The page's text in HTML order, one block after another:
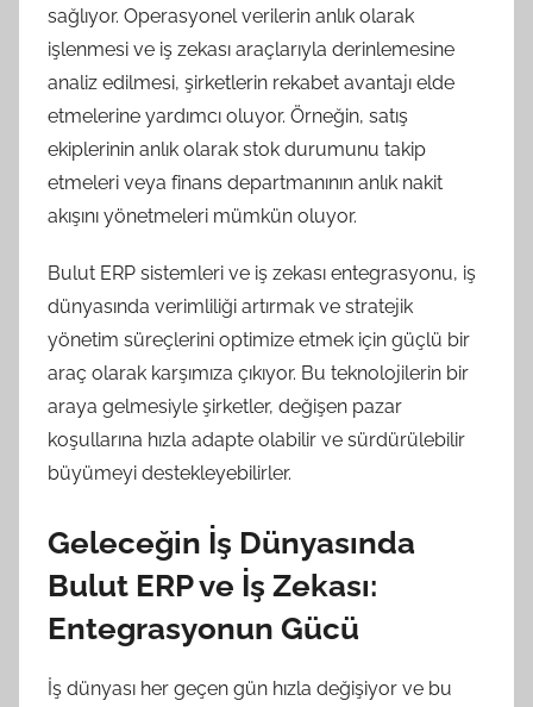
sağlıyor. Operasyonel verilerin anlık olarak
işlenmesi ve iş zekası araçlarıyla derinlemesine
analiz edilmesi, şirketlerin rekabet avantajı elde
etmelerine yardımcı oluyor. Örneğin, satış
ekiplerinin anlık olarak stok durumunu takip
etmeleri veya finans departmanının anlık nakit
akışını yönetmeleri mümkün oluyor.
Bulut ERP sistemleri ve iş zekası entegrasyonu, iş
dünyasında verimliliği artırmak ve stratejik
yönetim süreçlerini optimize etmek için güçlü bir
araç olarak karşımıza çıkıyor. Bu teknolojilerin bir
araya gelmesiyle şirketler, değişen pazar
koşullarına hızla adapte olabilir ve sürdürülebilir
büyümeyi destekleyebilirler.
Geleceğin İş Dünyasında
Bulut ERP ve İş Zekası:
Entegrasyonun Gücü
İş dünyası her geçen gün hızla değişiyor ve bu